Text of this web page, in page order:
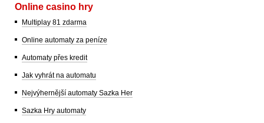
Online casino hry
Multiplay 81 zdarma
Online automaty za peníze
Automaty přes kredit
Jak vyhrát na automatu
Nejvýhernější automaty Sazka Her
Sazka Hry automaty